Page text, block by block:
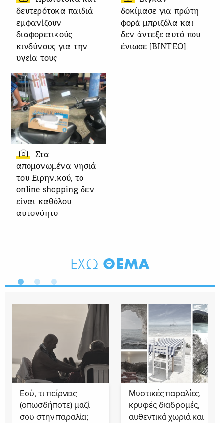
δευτερότοκα παιδιά
εμφανίζουν
διαφορετικούς
κινδύνους για την
υγεία τους
δοκίμασε για πρώτη
φορά μπριζόλα και
δεν άντεξε αυτό που
ένιωσε [ΒΙΝΤΕΟ]
Στα
απομονωμένα νησιά
του Ειρηνικού, το
online shopping δεν
είναι καθόλου
αυτονόητο
ΕΧΩ ΘΕΜΑ
Εσύ, τι παίρνεις
(οπωσδήποτε) μαζί
σου στην παραλία;
Μυστικές παραλίες,
κρυφές διαδρομές,
αυθεντικά χωριά και